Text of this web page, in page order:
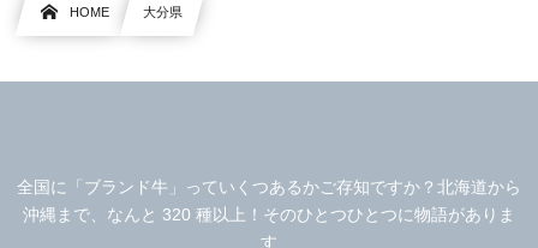
HOME 大分県
全国に「ブランド牛」っていくつあるかご存知ですか？北海道から
沖縄まで、なんと 320 種以上！そのひとつひとつに物語がありま
す